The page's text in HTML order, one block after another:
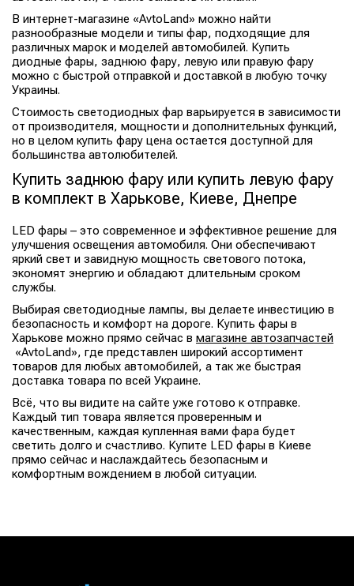
В интернет-магазине «AvtoLand» можно найти
разнообразные модели и типы фар, подходящие для
различных марок и моделей автомобилей. Купить
диодные фары, заднюю фару, левую или правую фару
можно с быстрой отправкой и доставкой в любую точку
Украины.
Стоимость светодиодных фар варьируется в зависимости
от производителя, мощности и дополнительных функций,
но в целом купить фару цена остается доступной для
большинства автолюбителей.
Купить заднюю фару или купить левую фару
в комплект в Харькове, Киеве, Днепре
LED фары – это современное и эффективное решение для
улучшения освещения автомобиля. Они обеспечивают
яркий свет и завидную мощность светового потока,
экономят энергию и обладают длительным сроком
службы.
Выбирая светодиодные лампы, вы делаете инвестицию в
безопасность и комфорт на дороге. Купить фары в
Харькове можно прямо сейчас в магазине автозапчастей
«AvtoLand», где представлен широкий ассортимент
товаров для любых автомобилей, а так же быстрая
доставка товара по всей Украине.
Всё, что вы видите на сайте уже готово к отправке.
Каждый тип товара является проверенным и
качественным, каждая купленная вами фара будет
светить долго и счастливо. Купите LED фары в Киеве
прямо сейчас и наслаждайтесь безопасным и
комфортным вождением в любой ситуации.